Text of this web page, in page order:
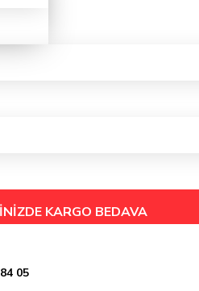
KARGO BEDAVA
05